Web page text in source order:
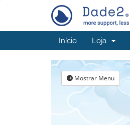
Início Loja
Mostrar Menu